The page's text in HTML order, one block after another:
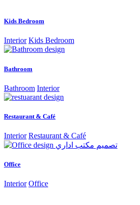
Kids Bedroom
Interior Kids Bedroom
Bathroom
Bathroom Interior
Restaurant & Café
Interior Restaurant & Café
Office
Interior Office